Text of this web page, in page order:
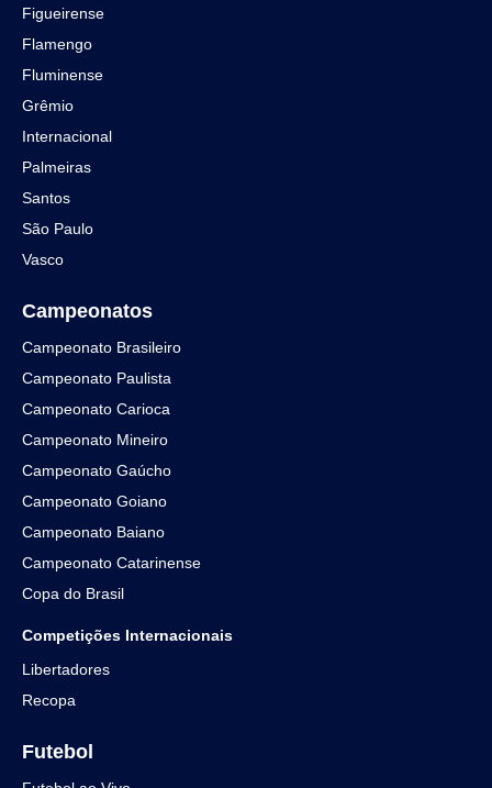
Figueirense
Flamengo
Fluminense
Grêmio
Internacional
Palmeiras
Santos
São Paulo
Vasco
Campeonatos
Campeonato Brasileiro
Campeonato Paulista
Campeonato Carioca
Campeonato Mineiro
Campeonato Gaúcho
Campeonato Goiano
Campeonato Baiano
Campeonato Catarinense
Copa do Brasil
Competições Internacionais
Libertadores
Recopa
Futebol